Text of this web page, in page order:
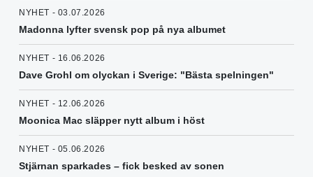
NYHET - 03.07.2026
Madonna lyfter svensk pop på nya albumet
NYHET - 16.06.2026
Dave Grohl om olyckan i Sverige: "Bästa spelningen"
NYHET - 12.06.2026
Moonica Mac släpper nytt album i höst
NYHET - 05.06.2026
Stjärnan sparkades – fick besked av sonen